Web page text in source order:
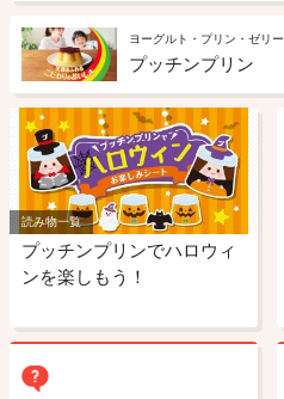
ヨーグルト・プリン・ゼリー
プッチンプリン
読み物一覧
プッチンプリンでハロウィ
ンを楽しもう！